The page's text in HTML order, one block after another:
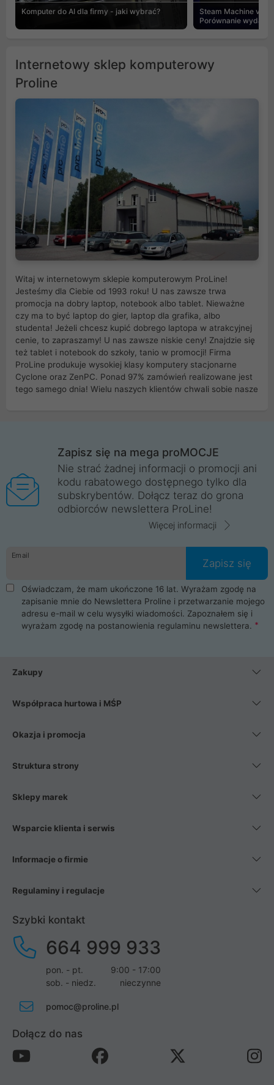
Komputer do AI dla firmy - jaki wybrać?
Steam Machine vs
Porównanie
Internetowy sklep komputerowy
Proline
Witaj w internetowym sklepie komputerowym ProLine!
Jesteśmy dla Ciebie od 1993 roku! U nas zawsze trwa
promocja na dobry laptop, notebook albo tablet. Nieważne
czy ma to być laptop do gier, laptop dla grafika, albo
studenta! Jeżeli chcesz kupić dobrego laptopa w atrakcyjnej
cenie, to zapraszamy! U nas zawsze niskie ceny! Znajdzie się
też tablet i notebook do szkoły, tanio w promocji! Firma
ProLine produkuje wysokiej klasy komputery stacjonarne
Cyclone oraz ZenPC. Ponad 97% zamówień realizowane jest
tego samego dnia! Wielu naszych klientów chwali sobie nasze
Wrocław, Poznań, Legnica, Katowice, Gliwice, Kalisz, Bytom,
Trzebnica, Opole. Szybka i profesjonalna obsługa!
ProLine to polska firma ze 100% polskim kapitałem. Działamy
legalnie i płacimy podatki w naszym kraju! Posiadamy siedzibę
główną w Mirkowie oraz salony na terenie kraju. Cała
komunikacja ze sklepem komputerowym ProLine jest
danych osobowych. Dlatego zakup notebooka albo laptopa w
ProLine to czysta przyjemność i pełne bezpieczeństwo.
Zaopatrzysz się u nas w akcesoria i części komputerowe
takie jak procesory, karty graficzne, płyty główne, pamięci,
dyski SSD, M.2 oraz HDD. Nasi pracownicy pomogą Ci wybrać
najlepszy zasilacz komputerowy oraz obudowę do komputera.
Poza komputerami mamy również najlepsze na rynku
Smartfony takich producentów jak Xiaomi, Apple, Samsung i
wentylatory. Na koniec mając już to wszystko, możesz
Zapisz się na mega proMOCJE
Nie strać żadnej informacji o promocji ani
kodu rabatowego dostępnego tylko dla
subskrybentów. Dołącz teraz do grona
odbiorców newslettera ProLine!
Więcej informacji
Email
Zapisz się
Oświadczam, że mam ukończone 16 lat. Wyrażam zgodę na
zapisanie mnie do Newslettera Proline i przetwarzanie mojego
adresu e-mail w celu wysyłki wiadomości. Zapoznałem się i
wyrażam zgodę na postanowienia regulaminu newslettera.
Zakupy
Współpraca hurtowa i MŚP
Okazja i promocja
Struktura strony
Sklepy marek
Wsparcie klienta i serwis
Informacje o firmie
Regulaminy i regulacje
Szybki kontakt
664 999 933
pon. - pt.
9:00 - 17:00
sob. - niedz.
nieczynne
pomoc@proline.pl
Dołącz do nas